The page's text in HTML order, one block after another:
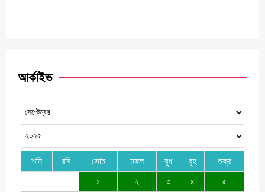
আর্কাইভ
শনি রবি সোম মঙ্গল বুধ বৃহ শুক্র
১ ২ ৩ ৪ ৫